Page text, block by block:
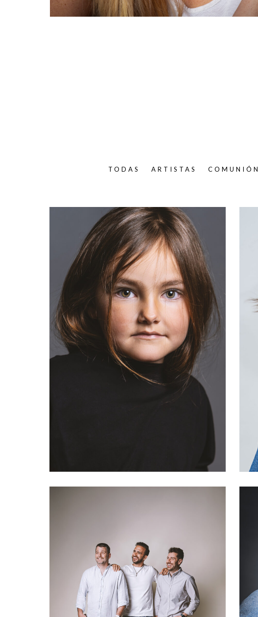
TODAS ARTISTAS COMUNIÓN